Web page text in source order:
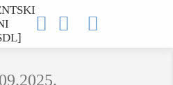
  